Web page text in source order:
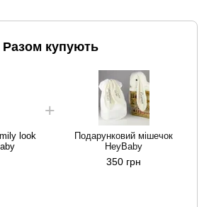
Разом купують
look
Подарунковий мішечок
HeyBaby
350 грн